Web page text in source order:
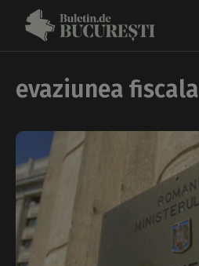
evaziunea fiscala